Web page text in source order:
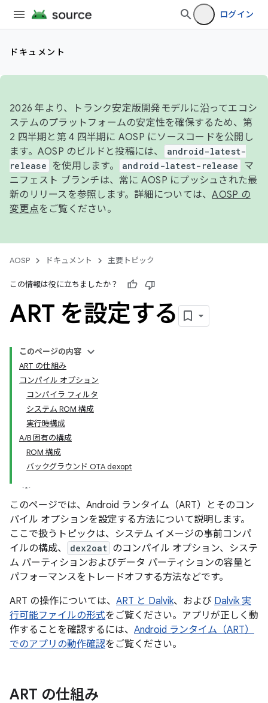
ログイン
ドキュメント
2026 年より、トランク安定版開発モデルに沿ってエコシ
ステムのプラットフォームの安定性を確保するため、第
2 四半期と第 4 四半期に AOSP にソースコードを公開し
ます。AOSP のビルドと投稿には、
android-latest-
release
を使用します。 android-latest-release
マ
ニフェスト ブランチは、常に AOSP にプッシュされた最
新のリリースを参照します。詳細については、AOSP の
変更点をご覧ください。
AOSP ドキュメント 主要トピック
この情報は役に立ちましたか？
ART を設定する
このページの内容
ART の仕組み
コンパイル オプション
コンパイラ フィルタ
システム ROM 構成
実行時構成
A/B 固有の構成
ROM 構成
バックグラウンド OTA dexopt
このページでは、Android ランタイム（ART）とそのコン
パイル オプションを設定する方法について説明します。
ここで扱うトピックは、システム イメージの事前コンパ
イルの構成、
dex2oat のコンパイル オプション、システ
ム パーティションおよびデータ パーティションの容量と
パフォーマンスをトレードオフする方法などです。
ART の操作については、 ART と Dalvik、および Dalvik 実
行可能ファイルの形式をご覧ください。アプリが正しく動
作することを確認するには、 Android ランタイム（ART）
でのアプリの動作確認をご覧ください。
ART の仕組み